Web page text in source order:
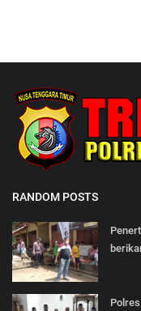
RANDOM POSTS